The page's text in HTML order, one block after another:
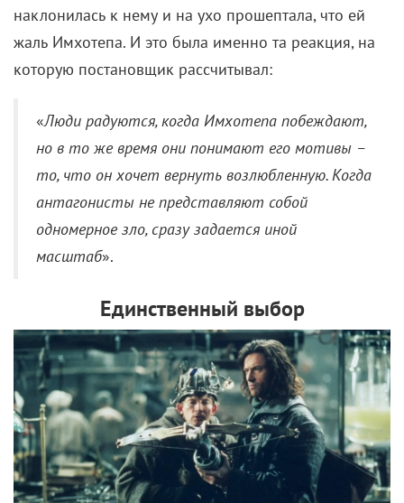
наклонилась к нему и на ухо прошептала, что ей
жаль Имхотепа. И это была именно та реакция, на
которую постановщик рассчитывал:
«Люди радуются, когда Имхотепа побеждают,
но в то же время они понимают его мотивы –
то, что он хочет вернуть возлюбленную. Когда
антагонисты не представляют собой
одномерное зло, сразу задается иной
масштаб».
Единственный выбор